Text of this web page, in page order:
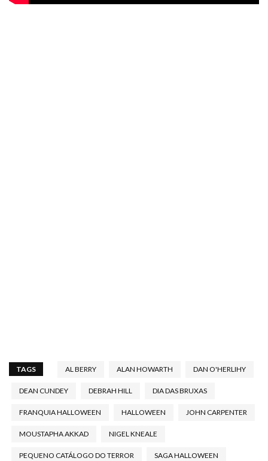
TAGS AL BERRY ALAN HOWARTH DAN O'HERLIHY
DEAN CUNDEY DEBRAH HILL DIA DAS BRUXAS
FRANQUIA HALLOWEEN HALLOWEEN JOHN CARPENTER
MOUSTAPHA AKKAD NIGEL KNEALE
PEQUENO CATÁLOGO DO TERROR SAGA HALLOWEEN